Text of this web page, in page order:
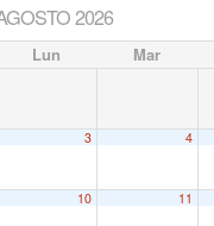
2026
Lun Mar
3 4
10 11